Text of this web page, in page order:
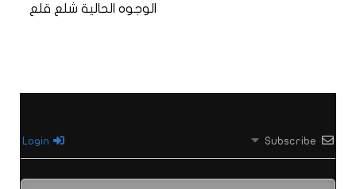
الوجوه الحالية شلع قلع
Subscribe